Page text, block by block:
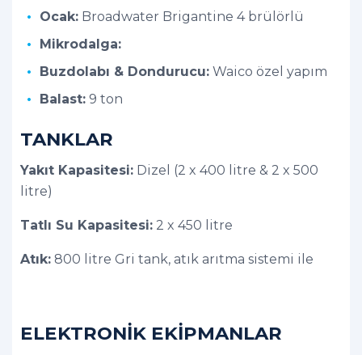
Ocak: Broadwater Brigantine 4 brülörlü
Mikrodalga:
Buzdolabı & Dondurucu: Waico özel yapım
Balast: 9 ton
TANKLAR
Yakıt Kapasitesi: Dizel (2 x 400 litre & 2 x 500
litre)
Tatlı Su Kapasitesi: 2 x 450 litre
Atık: 800 litre Gri tank, atık arıtma sistemi ile
ELEKTRONİK EKİPMANLAR